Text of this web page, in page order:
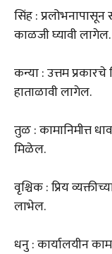
सिंह :
काळजी घ्यावी लागेल.
कन्या : उत्तम
हाताळावी लागेल.
तुळ : कामानिमीत्त
मिळेल.
वृश्चिक : प्रिय
लाभेल.
धनु : कार्यालयीन